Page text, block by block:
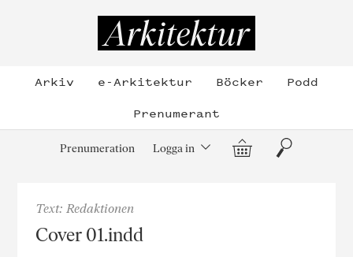
Arkiv e-Arkitektur Böcker
Podd
Prenumerant
Prenumeration Logga in Varukorg
Sök
Text: Redaktionen
Cover 01.indd